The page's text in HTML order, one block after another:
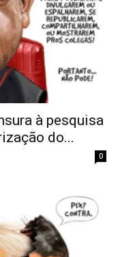
à pesquisa
do...
0